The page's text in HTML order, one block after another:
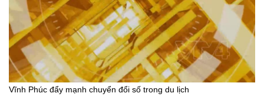
Vĩnh Phúc đẩy mạnh chuyển đổi số trong du lịch